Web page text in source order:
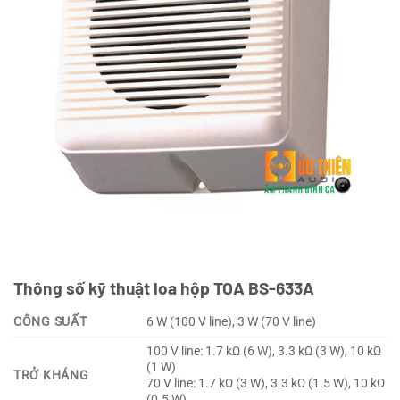
Thông số kỹ thuật loa hộp TOA BS-633A
CÔNG SUẤT 6 W (100 V line), 3 W (70 V line)
TRỞ KHÁNG
100 V line: 1.7 kΩ (6 W), 3.3 kΩ (3 W), 10 kΩ
(1 W)
70 V line: 1.7 kΩ (3 W), 3.3 kΩ (1.5 W), 10 kΩ